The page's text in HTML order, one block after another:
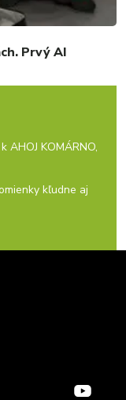
Prvý AI
AHOJ KOMÁRNO,
kľudne aj